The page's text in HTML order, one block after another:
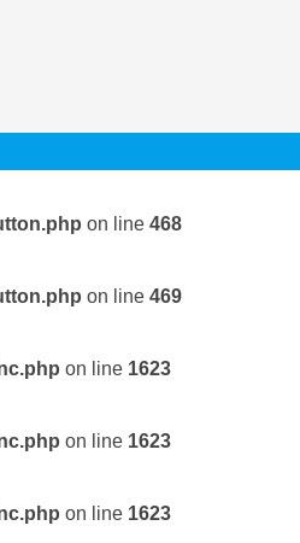
on line 468
on line 469
on line 1623
on line 1623
on line 1623